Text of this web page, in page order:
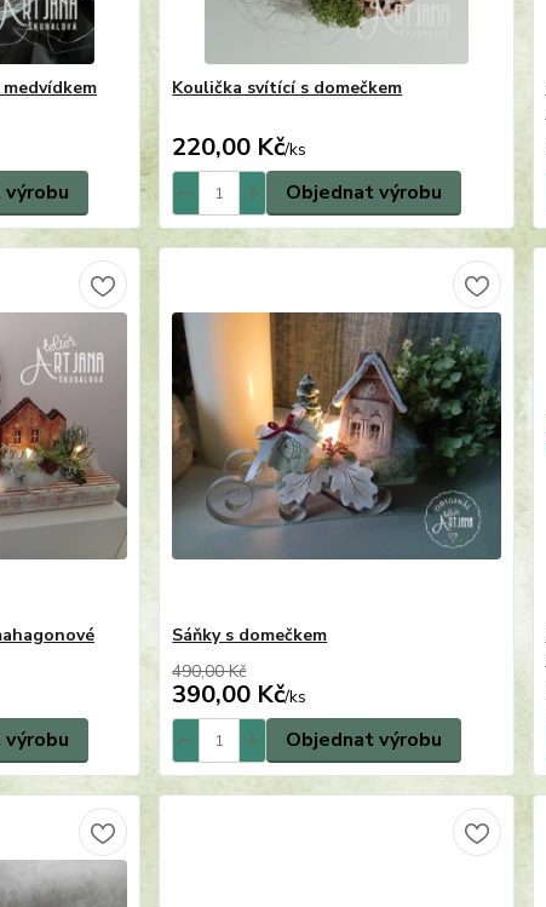
Koulička svítící s domečkem
220,00 Kč/ks
Objednat výrobu
Sáňky s domečkem
490,00 Kč
390,00 Kč/ks
Objednat výrobu